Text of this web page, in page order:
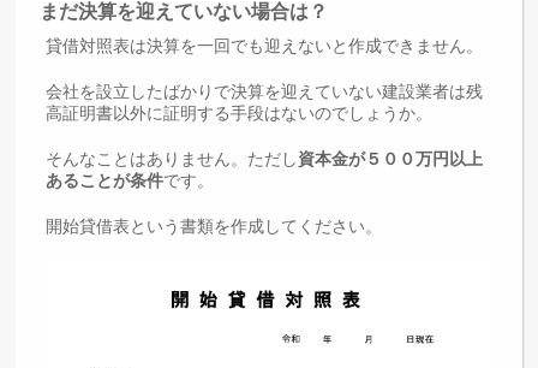
まだ決算を迎えていない場合は？
貸借対照表は決算を一回でも迎えないと作成できません。
会社を設立したばかりで決算を迎えていない建設業者は残
高証明書以外に証明する手段はないのでしょうか。
そんなことはありません。ただし資本金が５００万円以上
あることが条件です。
開始貸借表という書類を作成してください。